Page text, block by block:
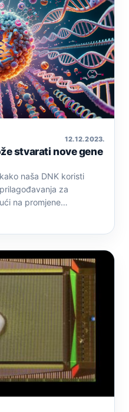
12. 12. 2023.
stvarati nove gene
naša DNK koristi
za
na promjene…